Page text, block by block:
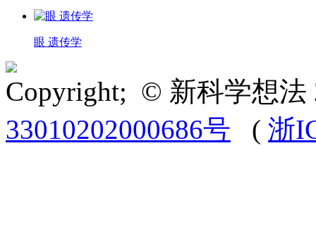
眼 遗传学
Copyright; © 新科学想
33010202000686号 ( 浙